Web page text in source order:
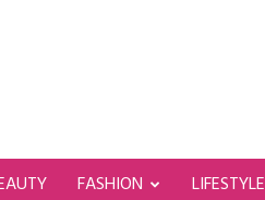
FASHION LIFESTYLE